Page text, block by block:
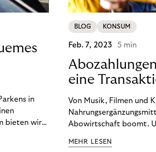
in
bieten wir
BLOG KONSUM
Feb. 7, 2023 5 min
eine
Von Musik, Filmen und
Abowirtschaft boomt.
wünschen. Sie
MEHR LESEN